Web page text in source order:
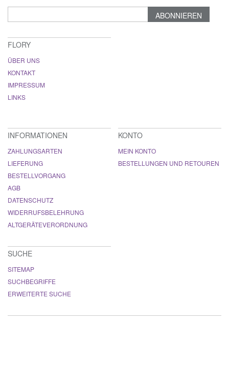
ABONNIEREN
FLORY
ÜBER UNS
KONTAKT
IMPRESSUM
LINKS
INFORMATIONEN
ZAHLUNGSARTEN
LIEFERUNG
BESTELLVORGANG
AGB
DATENSCHUTZ
WIDERRUFSBELEHRUNG
ALTGERÄTEVERORDNUNG
KONTO
MEIN KONTO
BESTELLUNGEN UND RETOUREN
SUCHE
SITEMAP
SUCHBEGRIFFE
ERWEITERTE SUCHE